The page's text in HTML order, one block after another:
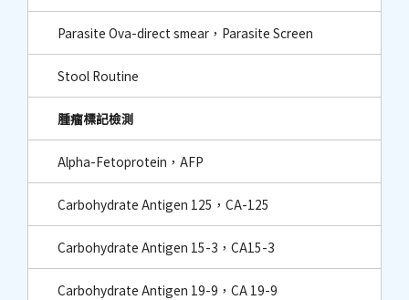
Parasite Ova-direct smear，Parasite Screen
Stool Routine
腫瘤標記檢測
Alpha-Fetoprotein，AFP
Carbohydrate Antigen 125，CA-125
Carbohydrate Antigen 15-3，CA15-3
Carbohydrate Antigen 19-9，CA 19-9